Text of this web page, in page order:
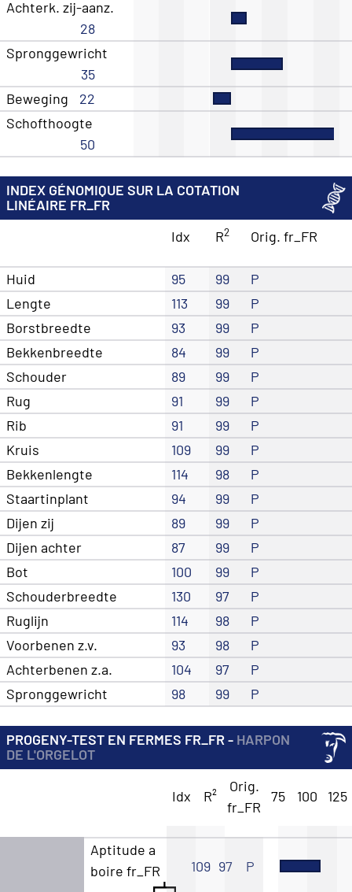
Achterk. zij-aanz.
28
Spronggewricht
35
Beweging
22
Schofthoogte
50
INDEX GÉNOMIQUE SUR LA COTATION
LINÉAIRE FR_FR
Idx
R2 Orig. fr_FR
Huid 95 99
P
Lengte
113 99
P
Borstbreedte
93 99
P
Bekkenbreedte
84 99
P
Schouder
89 99
P
Rug
91 99
P
Rib
91 99
P
Kruis
109 99
P
Bekkenlengte
114 98
P
Staartinplant
94 99
P
Dijen zij
89 99
P
Dijen achter
87 99
P
Bot
100 99
P
Schouderbreedte
130 97
P
Ruglijn
114 98
P
Voorbenen z.v.
93 98
P
Achterbenen z.a.
104 97
P
Spronggewricht
98 99 P
PROGENY-TEST EN FERMES FR_FR - HARPON
DE L'ORGELOT
Idx R²
Orig.
fr_FR
75 100 125
Aptitude a
boire fr_FR
109 97 P